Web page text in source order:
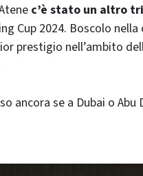
c’è stato un altro
Cup 2024. Boscolo
prestigio nell’ambito
ancora se a Dubai o Abu